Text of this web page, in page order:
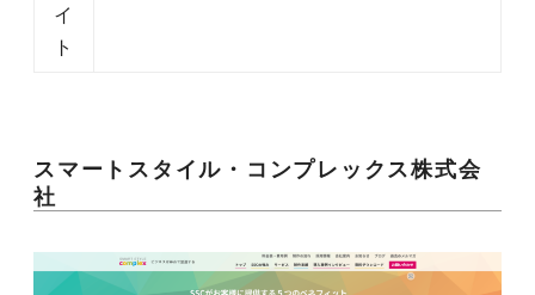
イ
ト
スマートスタイル・コンプレックス株式会
社
お問い合わせ
申し込み